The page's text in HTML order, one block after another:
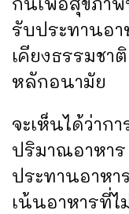
รับประทานอ
เคียงธรรมชา
หลักอนามัย
จะเห็นได้ว่าก
ปริมาณอาหา
ประทานอาห
เน้นอาหารที่